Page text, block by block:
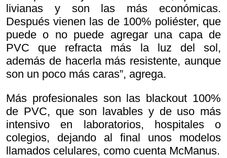
livianas y son las más económicas.
Después vienen las de 100% poliéster, que
puede o no puede agregar una capa de
PVC que refracta más la luz del sol,
además de hacerla más resistente, aunque
son un poco más caras”, agrega.
Más profesionales son las blackout 100%
de PVC, que son lavables y de uso más
intensivo en laboratorios, hospitales o
colegios, dejando al final unos modelos
llamados celulares, como cuenta McManus.